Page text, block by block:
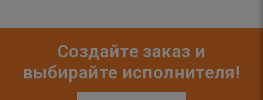
Создайте заказ и
выбирайте исполнителя!